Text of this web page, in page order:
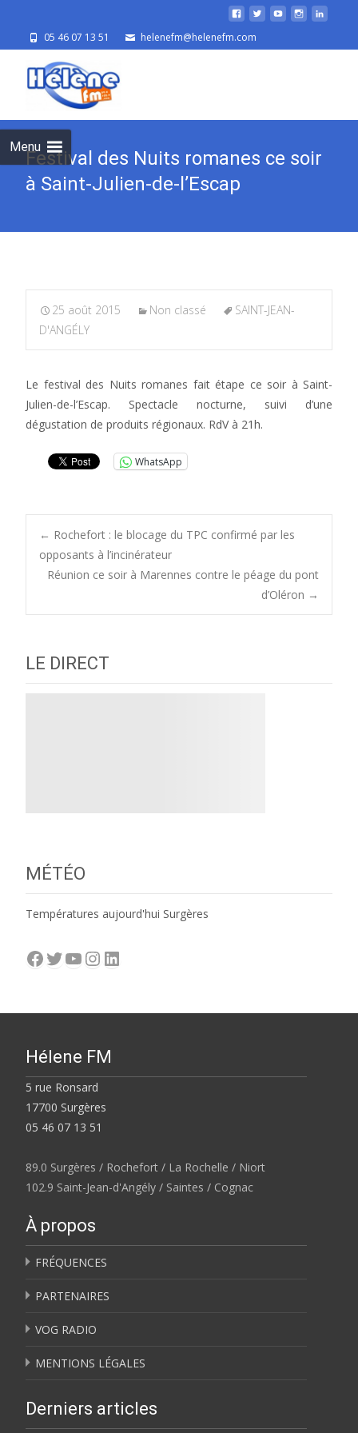
05 46 07 13 51 helenefm@helenefm.com
Menu
Festival des Nuits romanes ce soir
à Saint-Julien-de-l’Escap
25 août 2015 Non classé
SAINT-JEAN-
D'ANGÉLY
Le festival des Nuits romanes fait étape ce soir à Saint-
Julien-de-l’Escap. Spectacle nocturne, suivi d’une
dégustation de produits régionaux. RdV à 21h.
WhatsApp
Post
← Rochefort : le blocage du TPC confirmé par les
opposants à l’incinérateur
Réunion ce soir à Marennes contre le péage du pont
d’Oléron →
LE DIRECT
MÉTÉO
Températures aujourd'hui Surgères
Facebook
Twitter
YouTube
Instagram
LinkedIn
Hélene FM
5 rue Ronsard
17700 Surgères
05 46 07 13 51
89.0 Surgères / Rochefort / La Rochelle / Niort
102.9 Saint-Jean-d'Angély / Saintes / Cognac
À propos
FRÉQUENCES
PARTENAIRES
VOG RADIO
MENTIONS LÉGALES
Derniers articles